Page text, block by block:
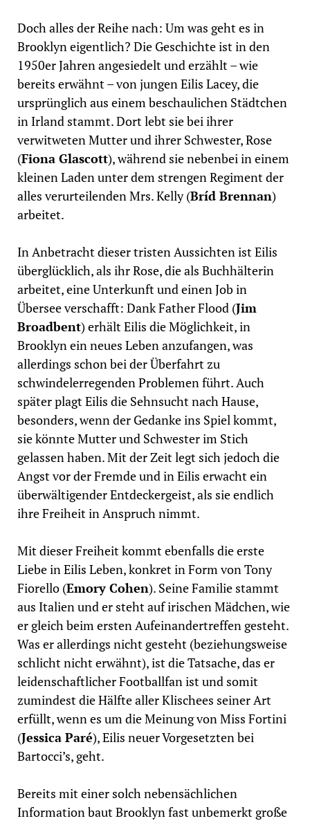
Doch alles der Reihe nach: Um was geht es in
Brooklyn eigentlich? Die Geschichte ist in den
1950er Jahren angesiedelt und erzählt – wie
bereits erwähnt – von jungen Eilis Lacey, die
ursprünglich aus einem beschaulichen Städtchen
in Irland stammt. Dort lebt sie bei ihrer
verwitweten Mutter und ihrer Schwester, Rose
(Fiona Glascott), während sie nebenbei in einem
kleinen Laden unter dem strengen Regiment der
alles verurteilenden Mrs. Kelly (Bríd Brennan)
arbeitet.
In Anbetracht dieser tristen Aussichten ist Eilis
überglücklich, als ihr Rose, die als Buchhälterin
arbeitet, eine Unterkunft und einen Job in
Übersee verschafft: Dank Father Flood (Jim
Broadbent) erhält Eilis die Möglichkeit, in
Brooklyn ein neues Leben anzufangen, was
allerdings schon bei der Überfahrt zu
schwindelerregenden Problemen führt. Auch
später plagt Eilis die Sehnsucht nach Hause,
besonders, wenn der Gedanke ins Spiel kommt,
sie könnte Mutter und Schwester im Stich
gelassen haben. Mit der Zeit legt sich jedoch die
Angst vor der Fremde und in Eilis erwacht ein
überwältigender Entdeckergeist, als sie endlich
ihre Freiheit in Anspruch nimmt.
Mit dieser Freiheit kommt ebenfalls die erste
Liebe in Eilis Leben, konkret in Form von Tony
Fiorello (Emory Cohen). Seine Familie stammt
aus Italien und er steht auf irischen Mädchen, wie
er gleich beim ersten Aufeinandertreffen gesteht.
Was er allerdings nicht gesteht (beziehungsweise
schlicht nicht erwähnt), ist die Tatsache, das er
leidenschaftlicher Footballfan ist und somit
zumindest die Hälfte aller Klischees seiner Art
erfüllt, wenn es um die Meinung von Miss Fortini
(Jessica Paré), Eilis neuer Vorgesetzten bei
Bartocci’s, geht.
Bereits mit einer solch nebensächlichen
Information baut Brooklyn fast unbemerkt große